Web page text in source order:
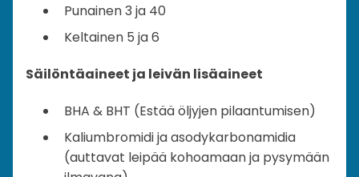
Punainen 3 ja 40
Keltainen 5 ja 6
Säilöntäaineet ja leivän lisäaineet
BHA & BHT (Estää öljyjen pilaantumisen)
Kaliumbromidi ja asodykarbonamidia
(auttavat leipää kohoamaan ja pysymään